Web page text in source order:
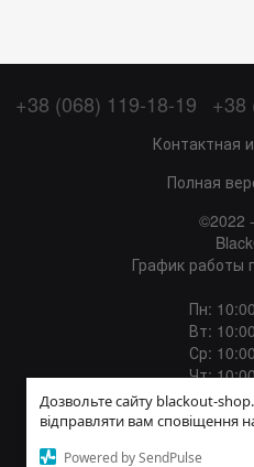
Дозвольте сайту blackout-
відправляти вам сповіщення
Powered by SendPulse
+38 (068) 119-18-19 +38
Контактная
Полная
©2022
График работы
Пн:
Вт:
Ср:
Чт:
Пт:
Сб: